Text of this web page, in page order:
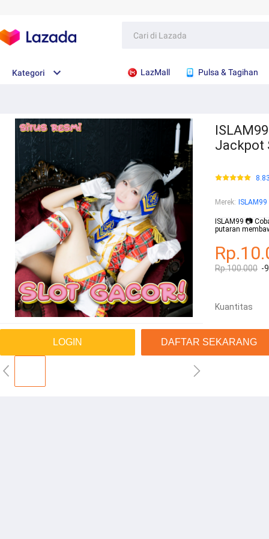
Kategori LazMall Pulsa & Tagihan
LOGIN DAFTAR SEKARANG
Jackpot
Merek: ISLAM99
ISLAM99 📷
putaran
Rp.100.000 -
Kuantitas